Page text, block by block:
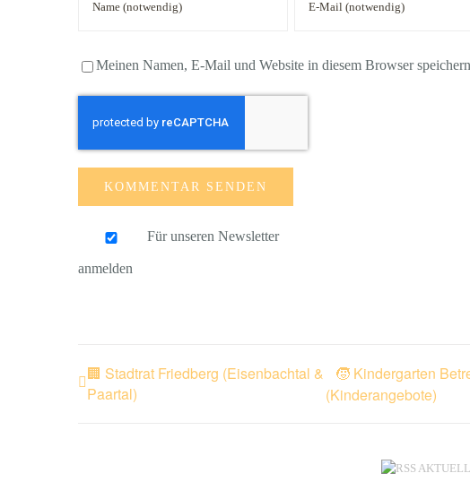
Meinen Namen, E-Mail und Website in diesem Browser
Für unseren Newsletter
anmelden
🏢 Stadtrat Friedberg (Eisenbachtal &
Paartal)
🧒 Kindergarten
(Kinderangebote)